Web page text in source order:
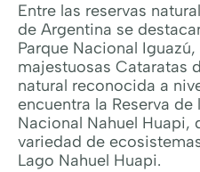
Entre las reservas
de Argentina se
Parque Nacional
majestuosas Cataratas
natural reconocida a
encuentra la Reserva
Nacional Nahuel Huapi,
variedad de
Lago Nahuel Huapi.